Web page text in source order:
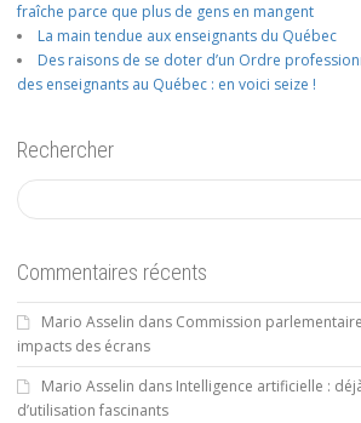
fraîche parce que plus de gens en mangent
La main tendue aux enseignants du Québec
Des raisons de se doter d’un Ordre
des enseignants au Québec : en voici seize !
Rechercher
Commentaires récents
Mario Asselin dans Commission
impacts des écrans
Mario Asselin dans Intelligence artificielle :
d’utilisation fascinants